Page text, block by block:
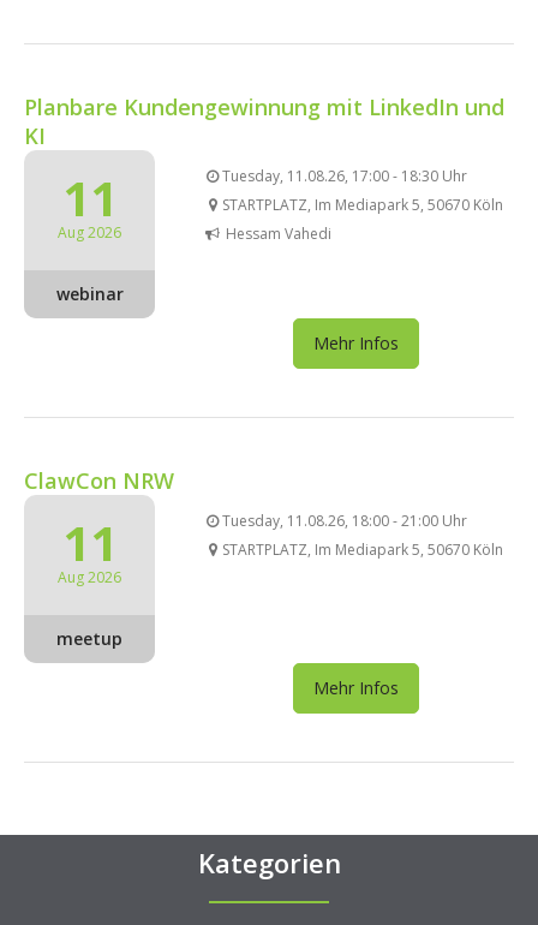
Planbare Kundengewinnung mit LinkedIn und
KI
11
Aug 2026
webinar
Tuesday, 11.08.26, 17:00 - 18:30 Uhr
STARTPLATZ, Im Mediapark 5, 50670 Köln
Hessam Vahedi
Mehr Infos
ClawCon NRW
11
Aug 2026
meetup
Tuesday, 11.08.26, 18:00 - 21:00 Uhr
STARTPLATZ, Im Mediapark 5, 50670 Köln
Mehr Infos
Kategorien